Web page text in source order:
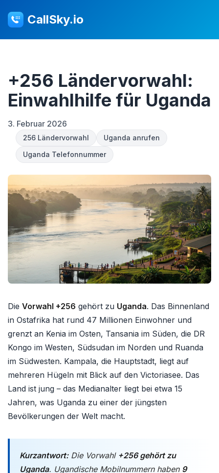
CallSky.io
+256 Ländervorwahl:
Einwahlhilfe für Uganda
3. Februar 2026
256 Ländervorwahl
Uganda anrufen
Uganda Telefonnummer
Die Vorwahl +256 gehört zu Uganda. Das Binnenland
in Ostafrika hat rund 47 Millionen Einwohner und
grenzt an Kenia im Osten, Tansania im Süden, die DR
Kongo im Westen, Südsudan im Norden und Ruanda
im Südwesten. Kampala, die Hauptstadt, liegt auf
mehreren Hügeln mit Blick auf den Victoriasee. Das
Land ist jung – das Medianalter liegt bei etwa 15
Jahren, was Uganda zu einer der jüngsten
Bevölkerungen der Welt macht.
Kurzantwort:Die Vorwahl +256 gehört zu
Uganda. Ugandische Mobilnummern haben 9